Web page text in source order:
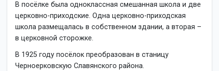
В посёлке была одноклассная смешанная школа и две
церковно-приходские. Одна церковно-приходская
школа размещалась в собственном здании, а вторая –
в церковной сторожке.
В 1925 году посёлок преобразован в станицу
Черноерковскую Славянского района.